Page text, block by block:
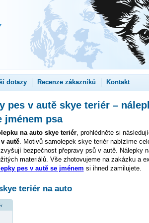
dotazy Recenze zákazníků Kontakt
pes v autě skye teriér –
jménem psa
na auto skye teriér, prohlédněte si
autě. Motivů samolepek skye teriér nabízíme
bezpečnost přepravy psů v autě. Nálepky
materiálů. Vše zhotovujeme na zakázku a
pes v autě se jménem si ihned zamilujete.
teriér na auto